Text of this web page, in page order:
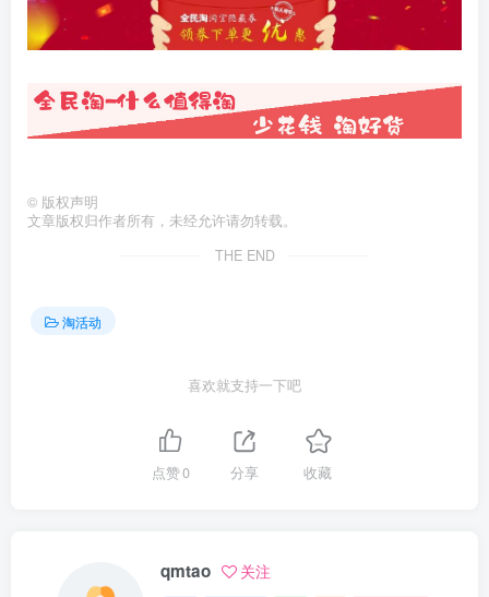
© 版权声明
文章版权归作者所有，未经允许请勿转载。
THE END
淘活动
喜欢就支持一下吧
点赞0 分享 收藏
qmtao 关注